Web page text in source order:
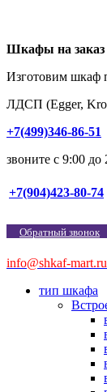
Шкафы на заказ
Изготовим шкаф
ЛДСП (Egger,
+7(499)346-86-51
звоните с 9:00 до
+7(904)423-80-74
Обратный звонок
info@shkaf-mart.ru
тип шкафа